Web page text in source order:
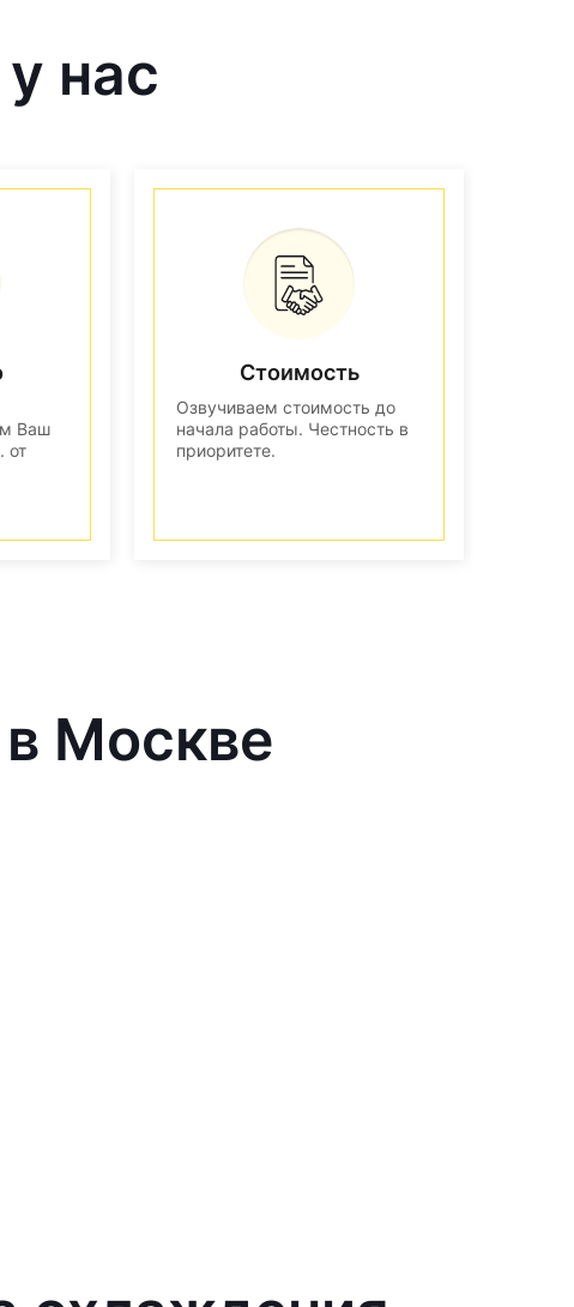
нас
Ваш
от
Стоимость
Озвучиваем стоимость до
начала работы. Честность в
приоритете.
Москве